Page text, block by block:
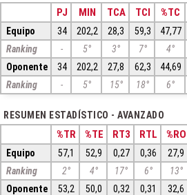
PJ MIN TCA TCI %TC
Equipo 34 202,2 28,3 59,3 47,77
Ranking
- 5° 3° 7° 4°
Oponente
34 202,2 27,8 62,3 44,69
Ranking
- 5° 15° 18° 6°
RESUMEN ESTADÍSTICO - AVANZADO
%TR %TE RT3 RTL %RO
Equipo 57,1 52,9 0,27 0,36 27,9
Ranking
2° 4° 17° 6° 13°
Oponente
53,2 50,0 0,32 0,31 32,6